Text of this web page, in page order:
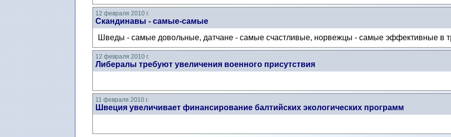
12 февраля 2010 г.
Скандинавы - самые-самые
Шведы - самые довольные, датчане - самые счастливые, норвежцы - самые эффективные в
12 февраля 2010 г.
Либералы требуют увеличения военного присутствия
11 февраля 2010 г.
Швеция увеличивает финансирование балтийских экологических программ